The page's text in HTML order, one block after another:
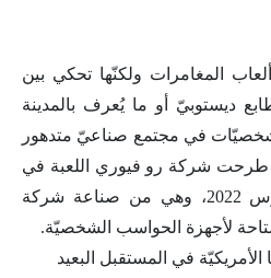
المغامرات ولكنّها تحكي بين
ديستوبيّ أو ما يُعرف بالمدينة
في مجتمع صناعيّ متدهور
طرحت شركة رو فيوري اللعبة في
الأسواق لأوّل مرّة في مارس 2022، وهي من صناعة شركة
لأجهزة الحواسب الشخصيّة.
الأمريكيّة في المستقبل البعيد